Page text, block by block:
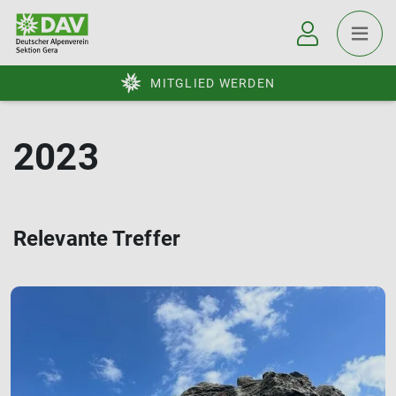
MITGLIED WERDEN
2023
Relevante Treffer